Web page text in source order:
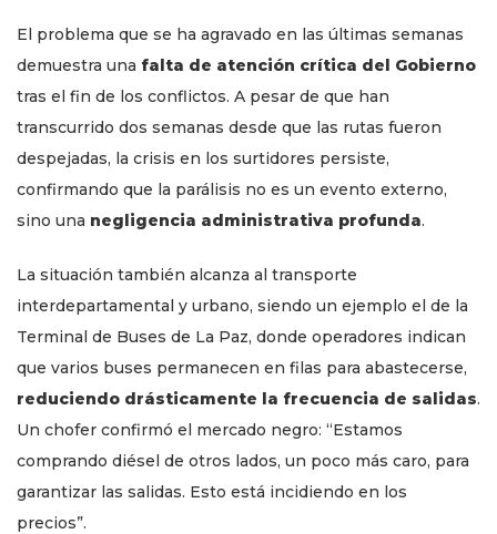
El problema que se ha agravado en las últimas semanas
demuestra una falta de atención crítica del Gobierno
tras el fin de los conflictos. A pesar de que han
transcurrido dos semanas desde que las rutas fueron
despejadas, la crisis en los surtidores persiste,
confirmando que la parálisis no es un evento externo,
sino una negligencia administrativa profunda.
La situación también alcanza al transporte
interdepartamental y urbano, siendo un ejemplo el de la
Terminal de Buses de La Paz, donde operadores indican
que varios buses permanecen en filas para abastecerse,
reduciendo drásticamente la frecuencia de salidas.
Un chofer confirmó el mercado negro: “Estamos
comprando diésel de otros lados, un poco más caro, para
garantizar las salidas. Esto está incidiendo en los
precios”.